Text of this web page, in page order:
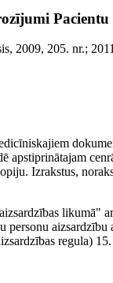
2009, 205. nr.;
apstiprinātajam
Izrakstus,
likumā"
personu aizsardzību
regula)